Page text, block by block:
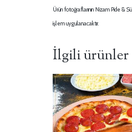
Ürün fotoğraflarının Nizam Pide &
işlem uygulanacaktır.
İlgili ürünler